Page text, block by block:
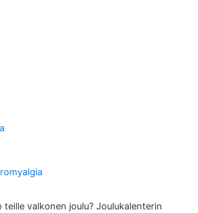
teille valkonen joulu? Joulukalenterin